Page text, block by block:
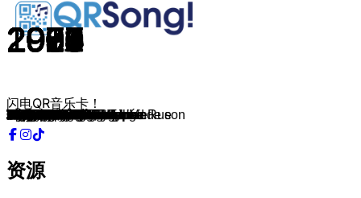
2025
Wasted Love
2024
The Code
2023
Tattoo
2022
Stefania
2021
Zitti E Buoni
2019
Arcade
2018
Toy
2017
Amar pelos dois
2016
1944
2015
Heroes
2014
Rise Like A Phoenix
2013
Only Teardrops
2012
Euphoria
2011
Running Scared
2010
Satellite
2009
Fairytale
2008
Believe
2007
Molitva
2006
Hard Rock Hallelujah
2005
My Number One
2004
Wild Dances
2003
Every Way That I Can
2002
I Wanna
2000
Fly on the Wings of Love
1999
Take Me to Your Heaven
1998
Diva
1997
Love Shine a Light
1996
The Voice
1995
Nocturne
1994
Rock'n'Roll Kids
1993
In Your Eyes
1992
Why Me?
1991
Fångad av en stormvind
1990
Insieme: 1992
1989
Rock Me
1988
Ne partez pas sans moi
1987
Hold Me Now
1986
J'aime la vie
1985
La Det Swinge
1984
Diggi-Loo Diggi-Ley
1983
Si la vie est cadeau
1982
Ein bisschen Frieden
1981
Making Your Mind Up
1980
What's Another Year
1978
A-Ba-Ni-Bi
1979
Hallelujah
1977
L'oiseau et l'enfant
1976
Save Your Kisses for Me
1975
Ding-A-Dong
1974
Waterloo
1973
Tu te reconnaîtras
1972
Après toi
1971
Un Banc, Un Arbre, Une Rue
1970
All Kinds of Everything
1969
Un jour, un enfant
1969
De Troubadour
1969
Boom Bang A Bang
1969
Vivo cantando
1968
La, La, La
1967
Puppet On A String
1966
Merci Chérie
1965
Poupée de cire, poupée de son
1964
Non ho l'età
1963
Dansevise
1962
Un premier amour
1961
Nous les amoureux
1960
Tom Pillibi
1959
N' Beetje
1958
Dors, mon amour
1957
Net Als Toen
1956
Refrain
2026
Bangaranga
2026
Liekinheitin
2026
My System
2026
JALLA
2026
Choke Me
2026
Før Vi Går Hjem
2026
Viva, Moldova!
2026
Fire
2026
Ferto
2026
REGARDE !
2025
Alice
2026
Ya Ya Ya
2026
On Replay
2026
Per sempre sì
2026
Eclipse
2026
Dancing on the ice
2026
Andromeda
2026
TANZSCHEIN
2025
Nân
2026
Paloma Rumba
2025
Mother Nature
2026
Michelle
2026
Nova Zora
2026
Eins, Zwei, Drei
2026
Bella
2026
Too Epic To Be True
2026
CROSSROADS
2026
Superstar
2026
Pray
闪电QR音乐卡！
资源